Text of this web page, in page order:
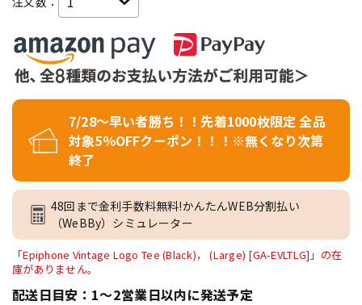
7/28～早い者勝ち！！先着1000枚限定 全品
対象5％OFFクーポン！！！※無くなり次第
終了
48回まで金利手数料無料!かんたんWEB分割払い
（WeBBy）シミュレーター
「Epiphone Vintage Logo Tee (Black)， (Large) [GA-EVLTLG]」の在
庫がありません。
配送日目安：1～2営業日以内に発送予定